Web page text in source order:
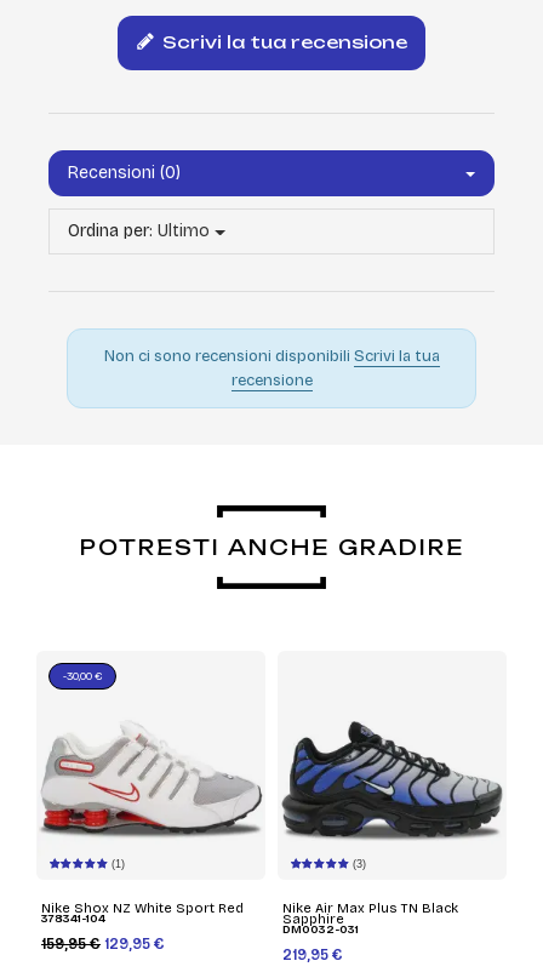
Scrivi la tua recensione
Recensioni (0)
Ordina per: Ultimo
Non ci sono recensioni disponibili Scrivi la tua
recensione
POTRESTI ANCHE GRADIRE
(1)
Nike Shox NZ White Sport Red
378341-104
159,95 € 129,95 €
-30,00 €
(3)
Nike Air Max Plus TN Black
Sapphire
DM0032-031
219,95 €